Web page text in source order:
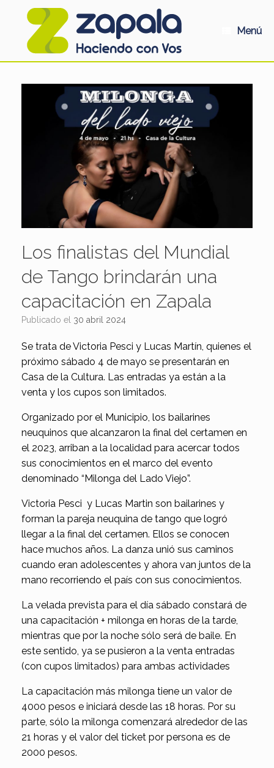
Menú
Los finalistas del Mundial
de Tango brindarán una
capacitación en Zapala
Publicado el 30 abril 2024
Se trata de Victoria Pesci y Lucas Martín, quienes el
próximo sábado 4 de mayo se presentarán en
Casa de la Cultura. Las entradas ya están a la
venta y los cupos son limitados.
Organizado por el Municipio, los bailarines
neuquinos que alcanzaron la final del certamen en
el 2023, arriban a la localidad para acercar todos
sus conocimientos en el marco del evento
denominado “Milonga del Lado Viejo”.
Victoria Pesci y Lucas Martin son bailarines y
forman la pareja neuquina de tango que logró
llegar a la final del certamen. Ellos se conocen
hace muchos años. La danza unió sus caminos
cuando eran adolescentes y ahora van juntos de la
mano recorriendo el país con sus conocimientos.
La velada prevista para el día sábado constará de
una capacitación + milonga en horas de la tarde,
mientras que por la noche sólo será de baile. En
este sentido, ya se pusieron a la venta entradas
(con cupos limitados) para ambas actividades
La capacitación más milonga tiene un valor de
4000 pesos e iniciará desde las 18 horas. Por su
parte, sólo la milonga comenzará alrededor de las
21 horas y el valor del ticket por persona es de
2000 pesos.